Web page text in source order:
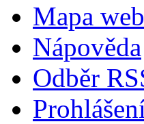
Mapa
Nápověda
Odběr